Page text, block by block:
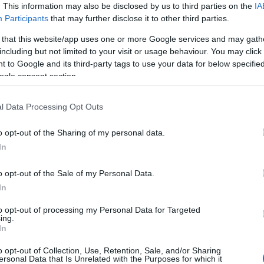
This information may also be disclosed by us to third parties on the
Participants that may further disclose it to other third parties.
that this website/app uses one or more Google services and may
but not limited to your visit or usage behaviour. You may
to Google and its third-party tags to use your data for below
consent section.
Data Processing Opt Outs
opt-out of the Sharing of my personal data.
opt-out of the Sale of my Personal Data.
opt-out of processing my Personal Data for Targeted
opt-out of Collection, Use, Retention, Sale, and/or Sharing
Data that Is Unrelated with the Purposes for which it
Zsidó szent könyveket találtak a
floridai romok alatt